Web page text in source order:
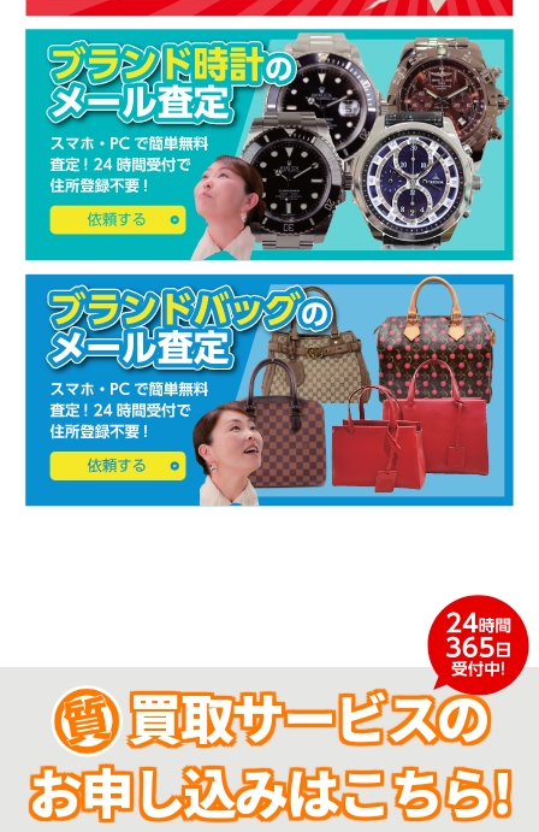
買取サービスの
お申し込みはこちら!